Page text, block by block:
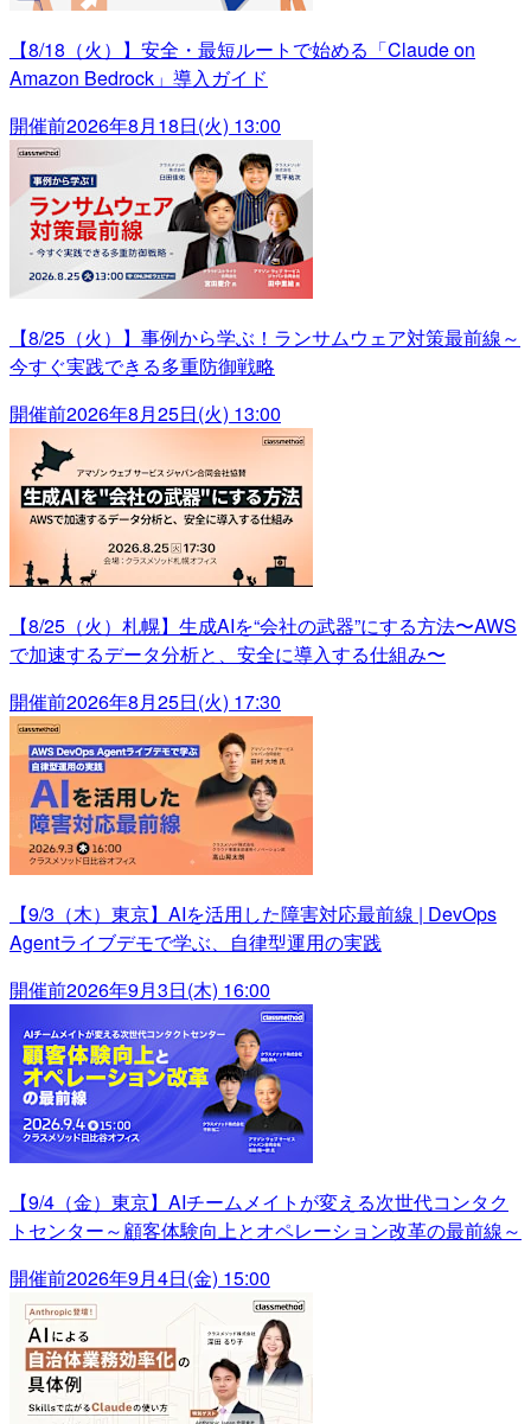
【8/18（火）】安全・最短ルートで始める「Claude on
Amazon Bedrock」導入ガイド
開催前2026年8月18日(火) 13:00
【8/25（火）】事例から学ぶ！ランサムウェア対策最前線～
今すぐ実践できる多重防御戦略
開催前2026年8月25日(火) 13:00
【8/25（火）札幌】生成AIを“会社の武器”にする方法〜AWS
で加速するデータ分析と、安全に導入する仕組み〜
開催前2026年8月25日(火) 17:30
【9/3（木）東京】AIを活用した障害対応最前線 | DevOps
Agentライブデモで学ぶ、自律型運用の実践
開催前2026年9月3日(木) 16:00
【9/4（金）東京】AIチームメイトが変える次世代コンタク
トセンター～顧客体験向上とオペレーション改革の最前線～
開催前2026年9月4日(金) 15:00